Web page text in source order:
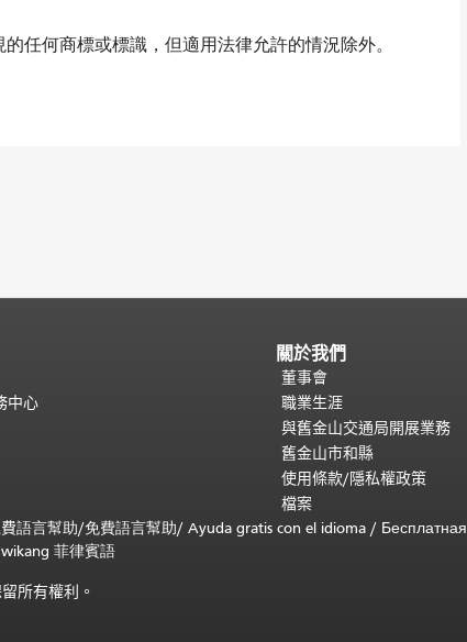
任何商標或標識，但適用法律允許的情況除外。
中心
關於我們
董事會
職業生涯
與舊金山交通局開展業務
舊金山市和縣
使用條款/隱私權政策
檔案
語言幫助/免費語言幫助/ Ayuda gratis con el idioma / Бесплатная
菲律賓語
所有權利。